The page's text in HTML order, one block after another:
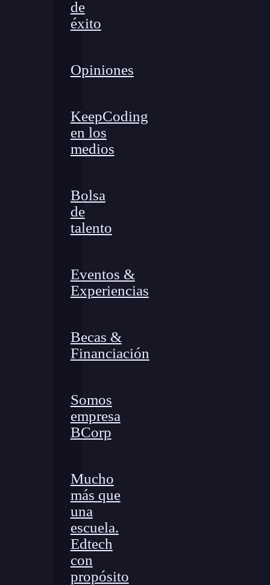
de
éxito
Opiniones
KeepCoding
en los
medios
Bolsa
de
talento
Eventos &
Experiencias
Becas &
Financiación
Somos
empresa
BCorp
Mucho
más que
una
escuela.
Edtech
con
propósito